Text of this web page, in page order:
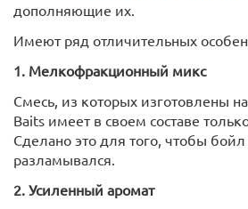
дополняющие их.
Имеют ряд отличительных
1. Мелкофракционный микс
Смесь, из которых изготовлены
Baits имеет в своем составе
Сделано это для того, чтобы
разламывался.
2. Усиленный аромат